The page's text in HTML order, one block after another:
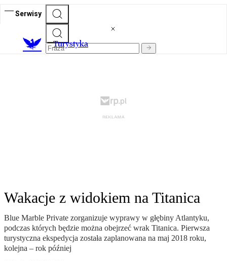
Serwisy
Turystyka
Wakacje z widokiem na Titanica
Blue Marble Private zorganizuje wyprawy w głębiny Atlantyku,
podczas których będzie można obejrzeć wrak Titanica. Pierwsza
turystyczna ekspedycja została zaplanowana na maj 2018 roku,
kolejna – rok później